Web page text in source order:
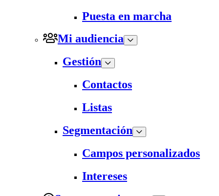
Puesta en marcha
Mi audiencia
Gestión
Contactos
Listas
Segmentación
Campos personalizados
Intereses